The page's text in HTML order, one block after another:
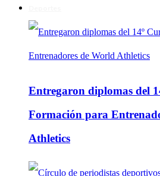
Entregaron diplomas del
Formación para
Athletics